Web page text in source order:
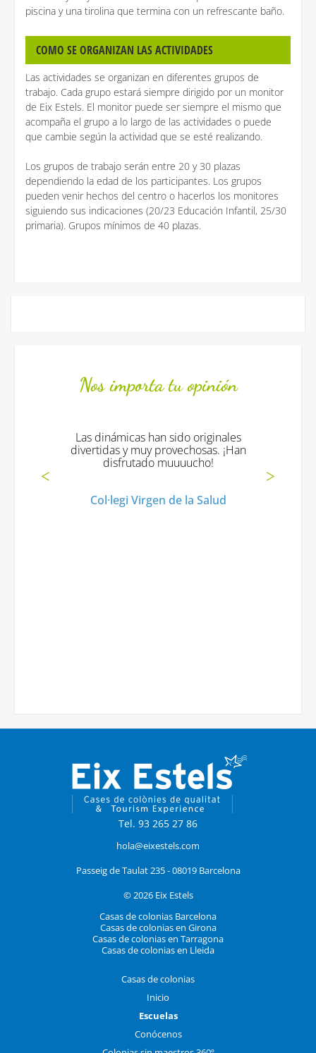
piscina y una tirolina que termina con un refrescante baño.
COMO SE ORGANIZAN LAS ACTIVIDADES
Las actividades se organizan en diferentes grupos de
trabajo. Cada grupo estará siempre dirigido por un monitor
de Eix Estels. El monitor puede ser siempre el mismo que
acompaña el grupo a lo largo de las actividades o puede
que cambie según la actividad que se esté realizando.
Los grupos de trabajo serán entre 20 y 30 plazas
dependiendo la edad de los participantes. Los grupos
pueden venir hechos del centro o hacerlos los monitores
siguiendo sus indicaciones (20/23 Educación Infantil, 25/30
primaria). Grupos mínimos de 40 plazas.
Nos importa tu opinión
Las dinámicas han sido originales
divertidas y muy provechosas. ¡Han
disfrutado muuuucho!
Col·legi Virgen de la Salud
Tel. 93 265 27 86
hola@eixestels.com
Passeig de Taulat 235 - 08019 Barcelona
© 2026 Eix Estels
Casas de colonias Barcelona
Casas de colonias en Girona
Casas de colonias en Tarragona
Casas de colonias en Lleida
Casas de colonias
Inicio
Escuelas
Conócenos